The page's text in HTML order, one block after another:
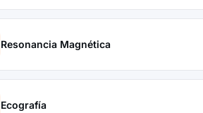
Resonancia Magnética
Ecografía